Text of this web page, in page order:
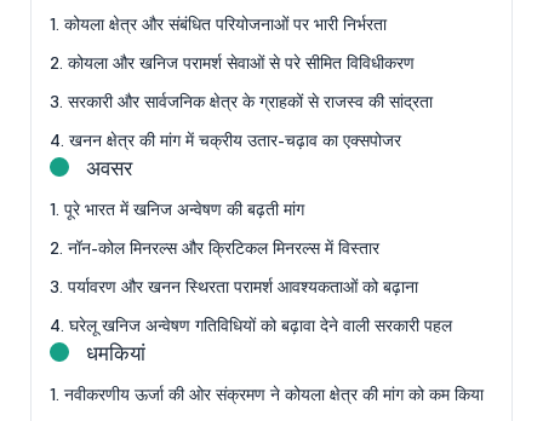
1. कोयला क्षेत्र और संबंधित परियोजनाओं पर भारी निर्भरता
2. कोयला और खनिज परामर्श सेवाओं से परे सीमित विविधीकरण
3. सरकारी और सार्वजनिक क्षेत्र के ग्राहकों से राजस्व की सांद्रता
4. खनन क्षेत्र की मांग में चक्रीय उतार-चढ़ाव का एक्सपोजर
अवसर
1. पूरे भारत में खनिज अन्वेषण की बढ़ती मांग
2. नॉन-कोल मिनरल्स और क्रिटिकल मिनरल्स में विस्तार
3. पर्यावरण और खनन स्थिरता परामर्श आवश्यकताओं को बढ़ाना
4. घरेलू खनिज अन्वेषण गतिविधियों को बढ़ावा देने वाली सरकारी पहल
धमकियां
1. नवीकरणीय ऊर्जा की ओर संक्रमण ने कोयला क्षेत्र की मांग को कम किया